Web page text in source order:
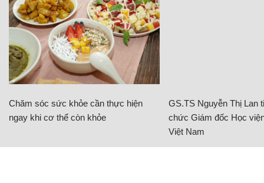
Chăm sóc sức khỏe cần thực hiện
ngay khi cơ thể còn khỏe
GS.TS Nguyễn Thị Lan
chức Giám đốc Học
Việt Nam